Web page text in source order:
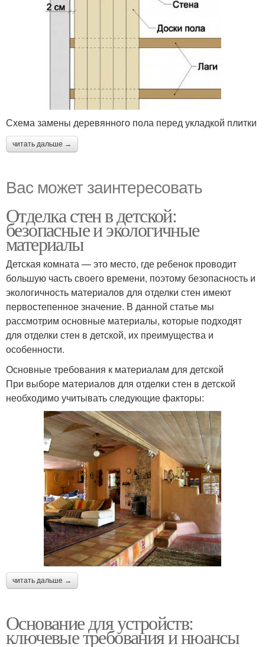
Схема замены деревянного пола перед укладкой плитки
читать дальше →
Вас может заинтересовать
Отделка стен в детской:
безопасные и экологичные
материалы
Детская комната — это место, где ребенок проводит
большую часть своего времени, поэтому безопасность и
экологичность материалов для отделки стен имеют
первостепенное значение. В данной статье мы
рассмотрим основные материалы, которые подходят
для отделки стен в детской, их преимущества и
особенности.
Основные требования к материалам для детской
При выборе материалов для отделки стен в детской
необходимо учитывать следующие факторы:
читать дальше →
Основание для устройств:
ключевые требования и нюансы